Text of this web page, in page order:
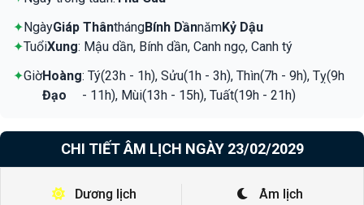
✦NgàyGiáp ThânthángBính DầnnămKỷ Dậu
✦TuổiXung: Mậu dần, Bính dần, Canh ngọ, Canh tý
✦GiờHoàng
Đạo
: Tý(23h - 1h), Sửu(1h - 3h), Thìn(7h - 9h), Tỵ(9h
- 11h), Mùi(13h - 15h), Tuất(19h - 21h)
CHI TIẾT ÂM LỊCH NGÀY 23/02/2029
Dương lịch Âm lịch